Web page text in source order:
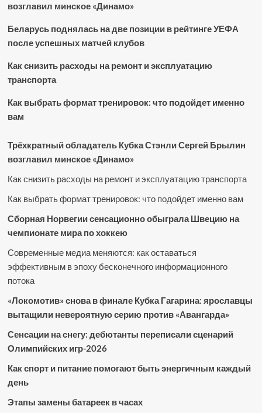
возглавил минское «Динамо»
Беларусь поднялась на две позиции в рейтинге УЕФА
после успешных матчей клубов
Как снизить расходы на ремонт и эксплуатацию
транспорта
Как выбрать формат тренировок: что подойдет именно
вам
Трёхкратный обладатель Кубка Стэнли Сергей Брылин
возглавил минское «Динамо»
Как снизить расходы на ремонт и эксплуатацию транспорта
Как выбрать формат тренировок: что подойдет именно вам
Сборная Норвегии сенсационно обыграла Швецию на
чемпионате мира по хоккею
Современные медиа меняются: как оставаться
эффективным в эпоху бесконечного информационного
потока
«Локомотив» снова в финале Кубка Гагарина: ярославцы
вытащили невероятную серию против «Авангарда»
Сенсации на снегу: дебютанты переписали сценарий
Олимпийских игр-2026
Как спорт и питание помогают быть энергичным каждый
день
Этапы замены батареек в часах